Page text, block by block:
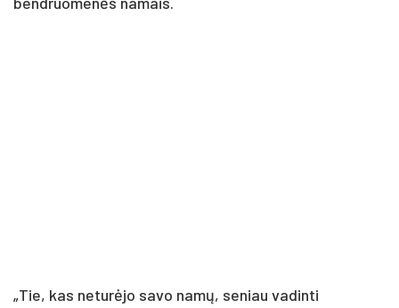
„Tie, kas neturėjo savo namų, seniau vadinti